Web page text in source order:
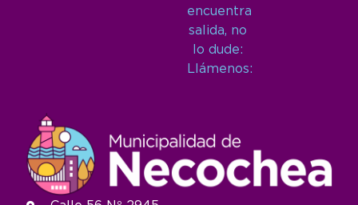
encuentra
salida, no
lo dude:
Llámenos: